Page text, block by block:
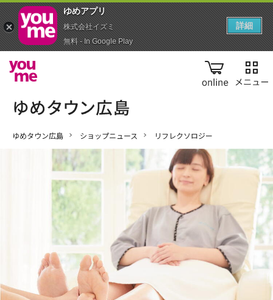
online
ゆめタウン広島 ショップニュース リフレクソロジー
ゆめアプ‪リ‬
株式会社イズミ
無料 - In Google Play
詳細